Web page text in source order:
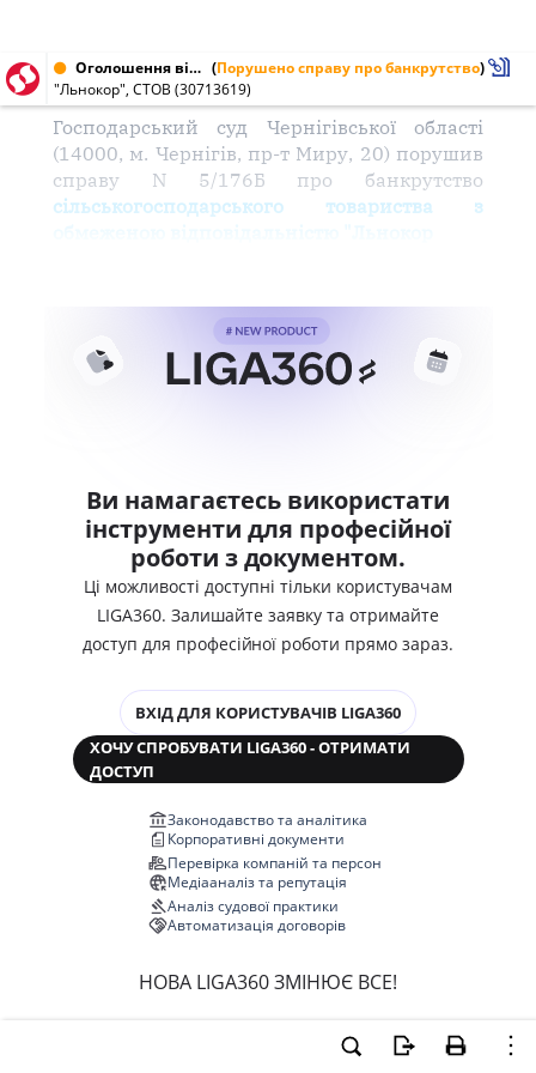
Оголошення від 23.11.2004 № 30713619 (Порушено справу про банкрутство)
"Льнокор", СТОВ (30713619)
Господарський суд Чернігівської області
(14000, м. Чернігів, пр-т Миру, 20) порушив
справу N 5/176Б про банкрутство
сільськогосподарського товариства з
Ви намагаєтесь використати
інструменти для професійної
роботи з документом.
Ці можливості доступні тільки користувачам
LIGA360. Залишайте заявку та отримайте
доступ для професійної роботи прямо зараз.
ВХІД ДЛЯ КОРИСТУВАЧІВ LIGA360
ХОЧУ СПРОБУВАТИ LIGA360 - ОТРИМАТИ
ДОСТУП
Законодавство та аналітика
Корпоративні документи
Перевірка компаній та персон
Медіааналіз та репутація
Аналіз судової практики
Автоматизація договорів
НОВА LIGA360 ЗМІНЮЄ ВСЕ!